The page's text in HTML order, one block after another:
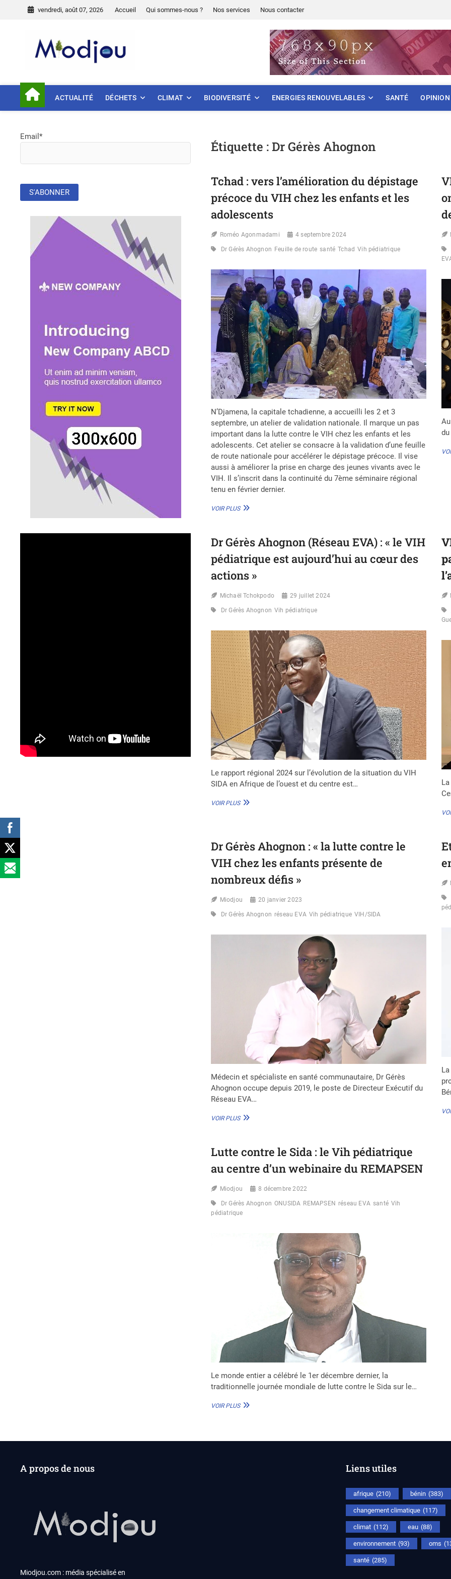
vendredi, août 07, 2026 Accueil Qui sommes-nous ? Nos services Nous contacter
ACTUALITÉ DÉCHETS CLIMAT BIODIVERSITÉ ENERGIES RENOUVELABLES SANTÉ OPINION
Étiquette :Dr Gérès Ahognon
Tchad : vers l’amélioration du dépistage
précoce du VIH chez les enfants et les
adolescents
Roméo Agonmadami 4 septembre 2024
Dr Gérès Ahognon Feuille de route santé Tchad Vih pédiatrique
N’Djamena, la capitale tchadienne, a accueilli les 2 et 3
septembre, un atelier de validation nationale. Il marque un pas
important dans la lutte contre le VIH chez les enfants et les
adolescents. Cet atelier se consacre à la validation d’une feuille
de route nationale pour accélérer le dépistage précoce. Il vise
aussi à améliorer la prise en charge des jeunes vivants avec le
VIH. Il s’inscrit dans la continuité du 7ème séminaire régional
tenu en février dernier.
VOIR PLUSTCHAD
DU
PRÉCOCE
VIH
LES
ENFANTS
ADOLESCENTS
Dr Gérès Ahognon (Réseau EVA) : « le VIH
pédiatrique est aujourd’hui au cœur des
actions »
Michaël Tchokpodo 29 juillet 2024
Dr Gérès Ahognon Vih pédiatrique
Le rapport régional 2024 sur l’évolution de la situation du VIH
SIDA en Afrique de l’ouest et du centre est…
VOIR PLUSDR
« LE
PÉDIATRIQUE
AUJOURD’HUI
CŒUR
ACTIONS »
Dr Gérès Ahognon : « la lutte contre le
VIH chez les enfants présente de
nombreux défis »
Miodjou 20 janvier 2023
Dr Gérès Ahognon réseau EVA Vih pédiatrique VIH/SIDA
Médecin et spécialiste en santé communautaire, Dr Gérès
Ahognon occupe depuis 2019, le poste de Directeur Exécutif du
Réseau EVA…
VOIR PLUSDR
LUTTE
LE
CHEZ
ENFANTS
PRÉSENTE
Lutte contre le Sida : le Vih pédiatrique
au centre d’un webinaire du REMAPSEN
Miodjou 8 décembre 2022
Dr Gérès Ahognon ONUSIDA REMAPSEN réseau EVA santé Vih
pédiatrique
Le monde entier a célébré le 1er décembre dernier, la
traditionnelle journée mondiale de lutte contre le Sida sur le…
VOIR PLUSLUTTE
LE
Email*
A propos de nous
Miodjou.com : média spécialisé en
Liens utiles
afrique (210) bénin (383)
changement climatique (117)
climat (112) eau (88)
environnement (93) oms
santé (285)